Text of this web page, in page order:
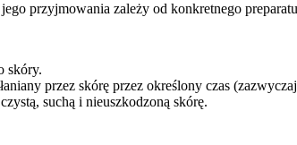
przyjmowania zależy od konkretnego
skóry.
przez skórę przez określony czas
suchą i nieuszkodzoną skórę.